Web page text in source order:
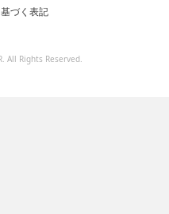
づく表記
All Rights Reserved.